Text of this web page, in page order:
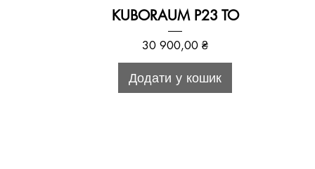
KUBORAUM P23 TO
Ціна
30 900,00 ₴
Додати у кошик